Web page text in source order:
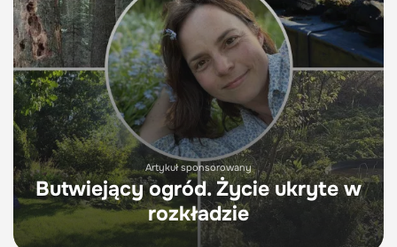
Artykuł sponsorowany
Butwiejący ogród. Życie ukryte w
rozkładzie